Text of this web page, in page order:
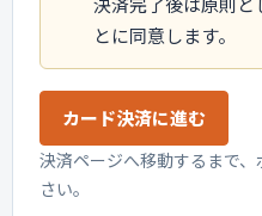
とに同意します。
カード決済に進む
決済ページへ移動するまで
さい。